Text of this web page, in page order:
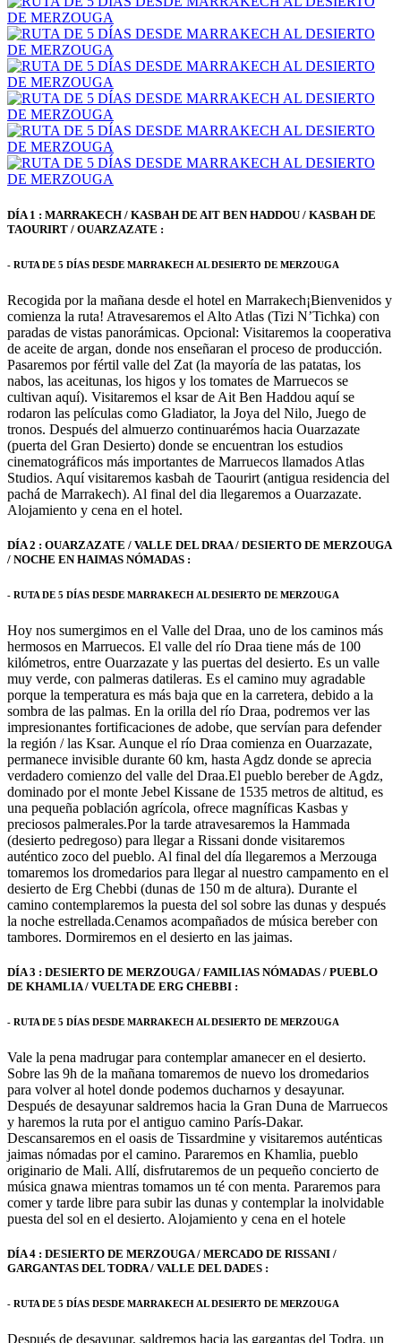
DÍA 1 : MARRAKECH / KASBAH DE AIT BEN HADDOU / KASBAH DE
TAOURIRT / OUARZAZATE :
- RUTA DE 5 DÍAS DESDE MARRAKECH AL DESIERTO DE MERZOUGA
Recogida por la mañana desde el hotel en Marrakech¡Bienvenidos y
comienza la ruta! Atravesaremos el Alto Atlas (Tizi N’Tichka) con
paradas de vistas panorámicas. Opcional: Visitaremos la cooperativa
de aceite de argan, donde nos enseñaran el proceso de producción.
Pasaremos por fértil valle del Zat (la mayoría de las patatas, los
nabos, las aceitunas, los higos y los tomates de Marruecos se
cultivan aquí). Visitaremos el ksar de Ait Ben Haddou aquí se
rodaron las películas como Gladiator, la Joya del Nilo, Juego de
tronos. Después del almuerzo continuarémos hacia Ouarzazate
(puerta del Gran Desierto) donde se encuentran los estudios
cinematográficos más importantes de Marruecos llamados Atlas
Studios. Aquí visitaremos kasbah de Taourirt (antigua residencia del
pachá de Marrakech). Al final del dia llegaremos a Ouarzazate.
Alojamiento y cena en el hotel.
DÍA 2 : OUARZAZATE / VALLE DEL DRAA / DESIERTO DE MERZOUGA
/ NOCHE EN HAIMAS NÓMADAS :
- RUTA DE 5 DÍAS DESDE MARRAKECH AL DESIERTO DE MERZOUGA
Hoy nos sumergimos en el Valle del Draa, uno de los caminos más
hermosos en Marruecos. El valle del río Draa tiene más de 100
kilómetros, entre Ouarzazate y las puertas del desierto. Es un valle
muy verde, con palmeras datileras. Es el camino muy agradable
porque la temperatura es más baja que en la carretera, debido a la
sombra de las palmas. En la orilla del río Draa, podremos ver las
impresionantes fortificaciones de adobe, que servían para defender
la región / las Ksar. Aunque el río Draa comienza en Ouarzazate,
permanece invisible durante 60 km, hasta Agdz donde se aprecia
verdadero comienzo del valle del Draa.El pueblo bereber de Agdz,
dominado por el monte Jebel Kissane de 1535 metros de altitud, es
una pequeña población agrícola, ofrece magníficas Kasbas y
preciosos palmerales.Por la tarde atravesaremos la Hammada
(desierto pedregoso) para llegar a Rissani donde visitaremos
auténtico zoco del pueblo. Al final del día llegaremos a Merzouga
tomaremos los dromedarios para llegar al nuestro campamento en el
desierto de Erg Chebbi (dunas de 150 m de altura). Durante el
camino contemplaremos la puesta del sol sobre las dunas y después
la noche estrellada.Cenamos acompañados de música bereber con
tambores. Dormiremos en el desierto en las jaimas.
DÍA 3 : DESIERTO DE MERZOUGA / FAMILIAS NÓMADAS / PUEBLO
DE KHAMLIA / VUELTA DE ERG CHEBBI :
- RUTA DE 5 DÍAS DESDE MARRAKECH AL DESIERTO DE MERZOUGA
Vale la pena madrugar para contemplar amanecer en el desierto.
Sobre las 9h de la mañana tomaremos de nuevo los dromedarios
para volver al hotel donde podemos ducharnos y desayunar.
Después de desayunar saldremos hacia la Gran Duna de Marruecos
y haremos la ruta por el antiguo camino París-Dakar.
Descansaremos en el oasis de Tissardmine y visitaremos auténticas
jaimas nómadas por el camino. Pararemos en Khamlia, pueblo
originario de Mali. Allí, disfrutaremos de un pequeño concierto de
música gnawa mientras tomamos un té con menta. Pararemos para
comer y tarde libre para subir las dunas y contemplar la inolvidable
puesta del sol en el desierto. Alojamiento y cena en el hotele
DÍA 4 : DESIERTO DE MERZOUGA / MERCADO DE RISSANI /
GARGANTAS DEL TODRA / VALLE DEL DADES :
- RUTA DE 5 DÍAS DESDE MARRAKECH AL DESIERTO DE MERZOUGA
Después de desayunar, saldremos hacia las gargantas del Todra, un